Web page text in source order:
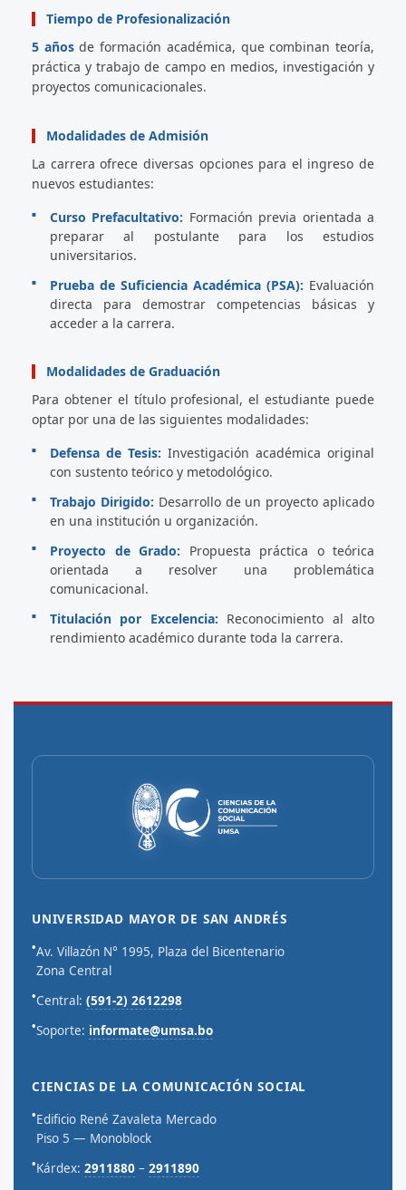
Tiempo de Profesionalización
5 añosde formación académica, que combinan teoría,
práctica y trabajo de campo en medios, investigación y
proyectos comunicacionales.
Modalidades de Admisión
La carrera ofrece diversas opciones para el ingreso de
nuevos estudiantes:
Curso Prefacultativo: Formación previa orientada a
preparar al postulante para los estudios
universitarios.
Prueba de Suficiencia Académica (PSA): Evaluación
directa para demostrar competencias básicas y
acceder a la carrera.
Modalidades de Graduación
Para obtener el título profesional, el estudiante puede
optar por una de las siguientes modalidades:
Defensa de Tesis: Investigación académica original
con sustento teórico y metodológico.
Trabajo Dirigido: Desarrollo de un proyecto aplicado
en una institución u organización.
Proyecto de Grado: Propuesta práctica o teórica
orientada a resolver una problemática
comunicacional.
Titulación por Excelencia: Reconocimiento al alto
rendimiento académico durante toda la carrera.
UNIVERSIDAD MAYOR DE SAN ANDRÉS
•Av. Villazón N° 1995, Plaza del Bicentenario
Zona Central
•Central: (591-2) 2612298
•Soporte: informate@umsa.bo
CIENCIAS DE LA COMUNICACIÓN SOCIAL
•Edificio René Zavaleta Mercado
Piso 5 — Monoblock
•Kárdex: 2911880 – 2911890